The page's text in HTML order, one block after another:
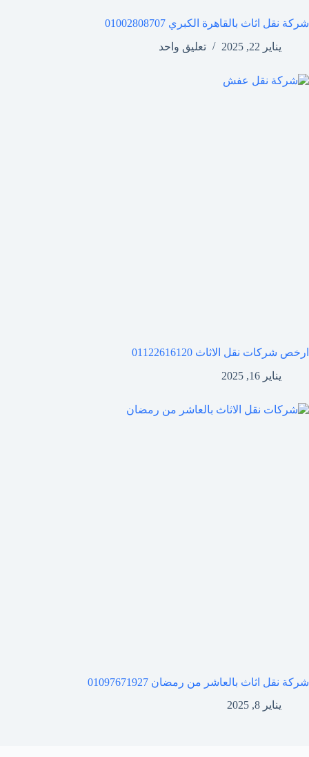
شركة نقل اثاث بالقاهرة الكبري 01002808707
يناير 22, 2025
تعليق واحد
ارخص شركات نقل الاثاث 01122616120
يناير 16, 2025
شركة نقل اثاث بالعاشر من رمضان 01097671927
يناير 8, 2025